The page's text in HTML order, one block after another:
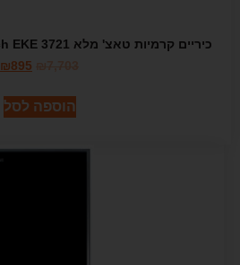
כיריים קרמיות טאצ' מלא Kuppersbusch EKE 3721- מתצוגה
₪895
הוספה לסל